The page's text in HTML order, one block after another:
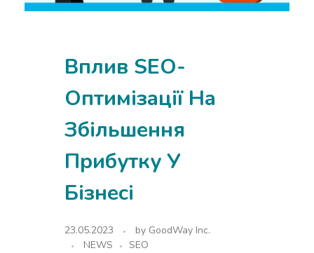
Вплив SEO-
Оптимізації На
Збільшення
Прибутку У
Бізнесі
23.05.2023 by GoodWay Inc.
NEWS
SEO